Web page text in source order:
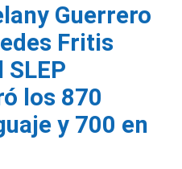
Guerrero
Fritis
los 870
y 700 en